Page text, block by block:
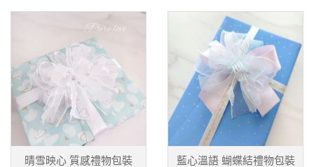
晴雪映心 質感禮物包裝 藍心溫語 蝴蝶結禮物包裝